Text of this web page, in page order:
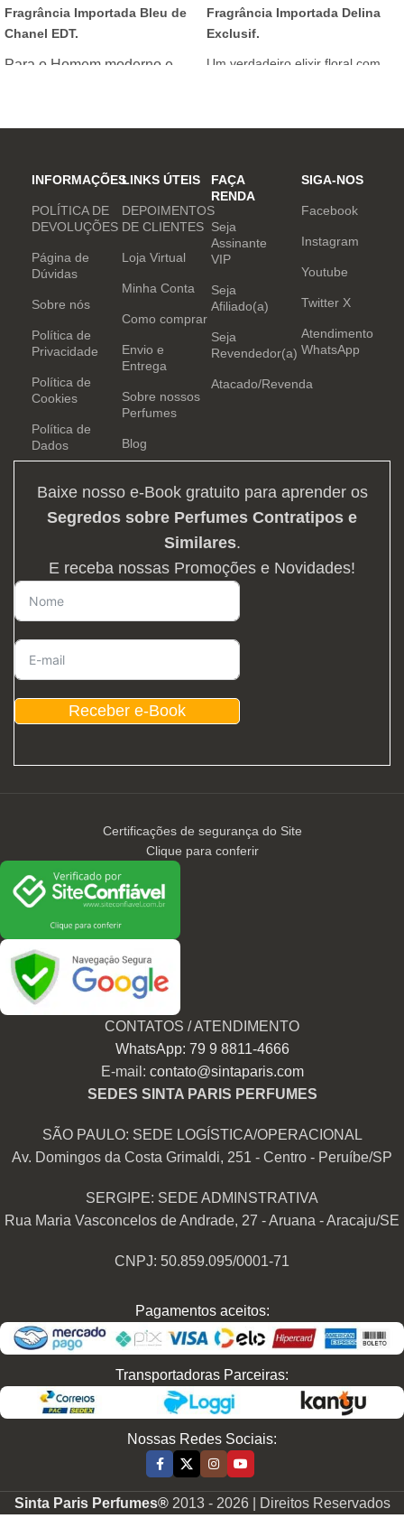
Fragrância Importada Bleu de
Chanel EDT.
Para o Homem moderno e
inovar sempre, provocando
e determinação.
Fragrância Importada Delina
Exclusif.
Um verdadeiro elixir floral com
INFORMAÇÕES
POLÍTICA DE
DEVOLUÇÕES
Página de
Dúvidas
Sobre nós
Política de
Privacidade
Política de
Cookies
Política de
Dados
LINKS ÚTEIS
DEPOIMENTOS
DE CLIENTES
Loja Virtual
Minha Conta
Como comprar
Envio e
Entrega
Sobre nossos
Perfumes
Blog
FAÇA
RENDA
Seja
Assinante
VIP
Seja
Afiliado(a)
Seja
Revendedor(a)
Atacado/Revenda
SIGA-NOS
Facebook
Instagram
Youtube
Twitter X
Atendimento
WhatsApp
Baixe nosso e-Book gratuito para aprender os
Segredos sobre Perfumes Contratipos e
Similares.
E receba nossas Promoções e Novidades!
Receber e-Book
Certificações de segurança do Site
Clique para conferir
CONTATOS / ATENDIMENTO
WhatsApp: 79 9 8811-4666
E-mail: contato@sintaparis.com
SEDES SINTA PARIS PERFUMES
SÃO PAULO: SEDE LOGÍSTICA/OPERACIONAL
Av. Domingos da Costa Grimaldi, 251 - Centro - Peruíbe/SP
SERGIPE: SEDE ADMINSTRATIVA
Rua Maria Vasconcelos de Andrade, 27 - Aruana - Aracaju/SE
CNPJ: 50.859.095/0001-71
Pagamentos aceitos:
Transportadoras Parceiras:
Nossas Redes Sociais:
Sinta Paris Perfumes® 2013 - 2026 | Direitos Reservados
Perfume